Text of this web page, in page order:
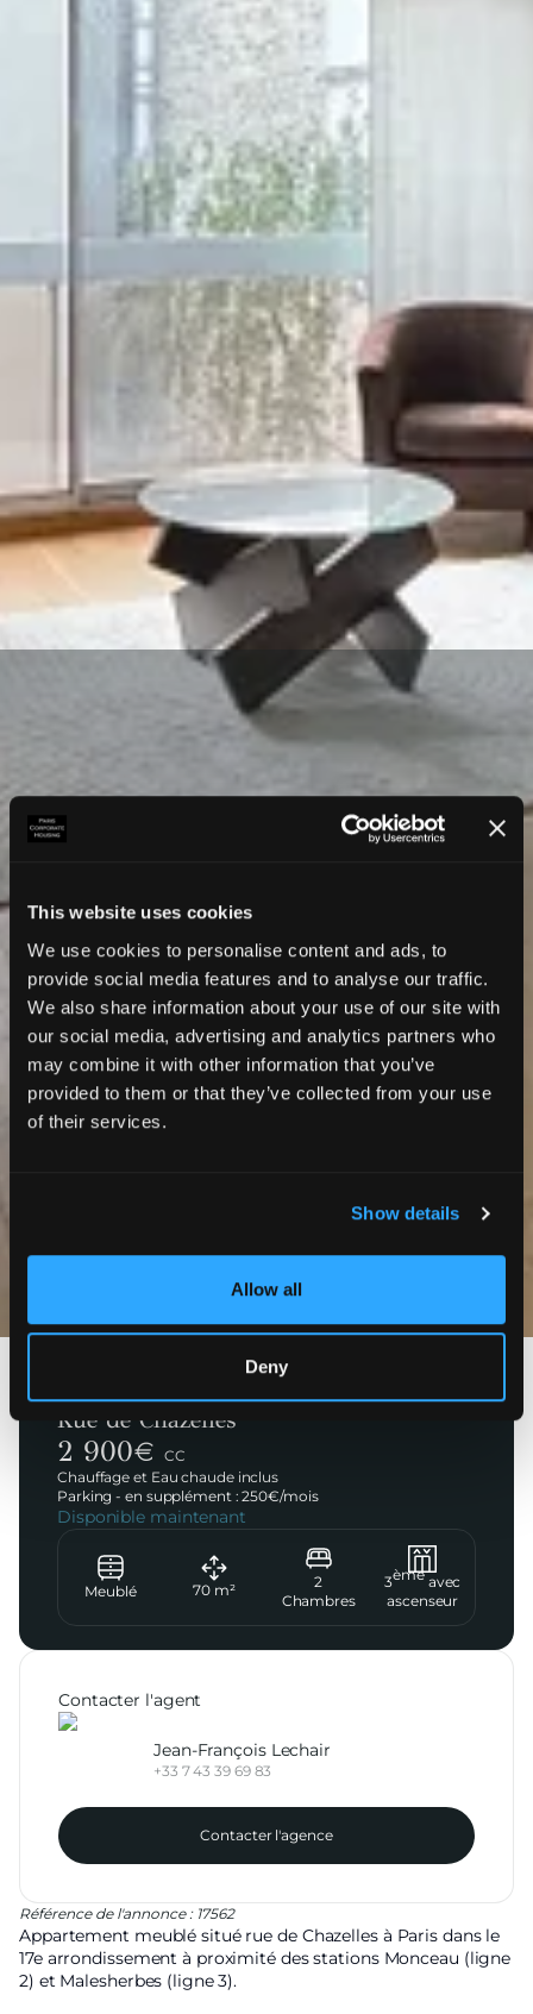
This website uses cookies
We use cookies to personalise content and ads, to
provide social media features and to analyse our traffic.
We also share information about your use of our site with
our social media, advertising and analytics partners who
may combine it with other information that you’ve
provided to them or that they’ve collected from your use
of their services.
Show details
Allow all
Deny
Référence de l'annonce : 17562
Appartement meublé situé rue de Chazelles à Paris dans le
17e arrondissement à proximité des stations Monceau (ligne
2) et Malesherbes (ligne 3).
Rue de Chazelles
2 900€ CC
Chauffage et Eau chaude inclus
Parking - en supplément : 250€/mois
Disponible maintenant
Meublé 70 m²
2
Chambres
3ème avec
ascenseur
Contacter l'agent
Jean-François Lechair
+33 7 43 39 69 83
Contacter l'agence